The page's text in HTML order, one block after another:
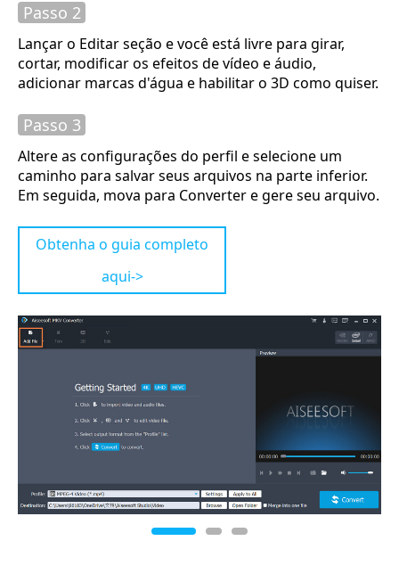
Passo 2
Lançar o Editarseção e você está livre para girar,
cortar, modificar os efeitos de vídeo e áudio,
adicionar marcas d'água e habilitar o 3D como quiser.
Passo 3
Altere as configurações do perfil e selecione um
caminho para salvar seus arquivos na parte inferior.
Em seguida, mova para Convertere gere seu arquivo.
Obtenha o guia completo
aqui->